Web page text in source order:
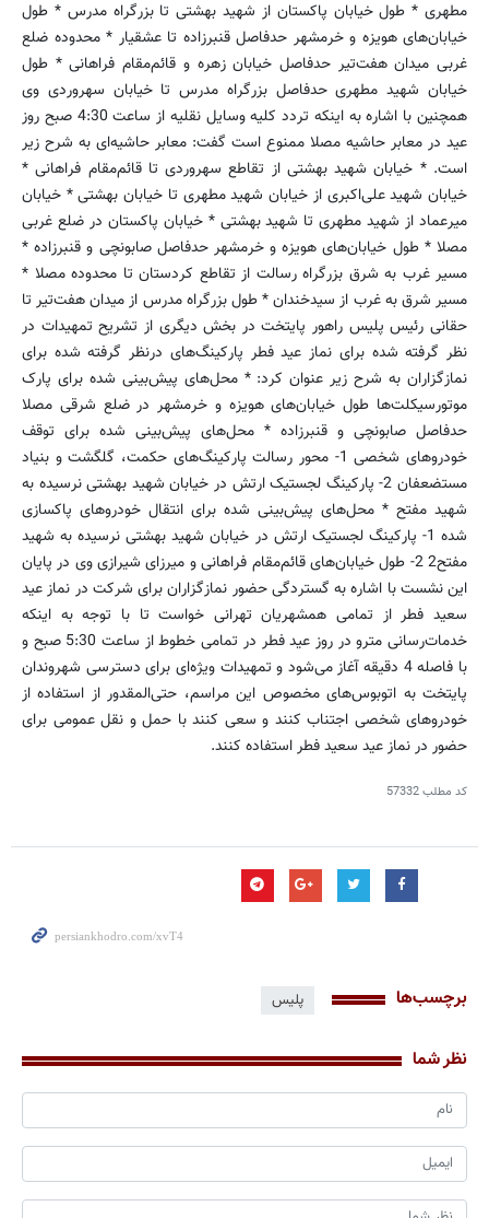
مطهری * طول خیابان پاکستان از شهید بهشتی تا بزرگراه مدرس * طول
خیابان‌های هویزه و خرمشهر حدفاصل قنبرزاده تا عشقیار * محدوده ضلع
غربی میدان هفت‌تیر حدفاصل خیابان زهره و قائم‌مقام فراهانی * طول
خیابان شهید مطهری حدفاصل بزرگراه مدرس تا خیابان سهروردی وی
همچنین با اشاره به اینکه تردد کلیه وسایل نقلیه از ساعت 4:30 صبح روز
عید در معابر حاشیه مصلا ممنوع است گفت: معابر حاشیه‌ای به شرح زیر
است. * خیابان شهید بهشتی از تقاطع سهروردی تا قائم‌مقام فراهانی *
خیابان شهید علی‌اکبری از خیابان شهید مطهری تا خیابان بهشتی * خیابان
میرعماد از شهید مطهری تا شهید بهشتی * خیابان پاکستان در ضلع غربی
مصلا * طول خیابان‌های هویزه و خرمشهر حدفاصل صابونچی و قنبرزاده *
مسیر غرب به شرق بزرگراه رسالت از تقاطع کردستان تا محدوده مصلا *
مسیر شرق به غرب از سیدخندان * طول بزرگراه مدرس از میدان هفت‌تیر تا
حقانی رئیس پلیس راهور پایتخت در بخش دیگری از تشریح تمهیدات در
نظر گرفته شده برای نماز عید فطر پارکینگ‌های درنظر گرفته شده برای
نمازگزاران به شرح زیر عنوان کرد: * محل‌های پیش‌بینی شده برای پارک
موتورسیکلت‌ها طول خیابان‌های هویزه و خرمشهر در ضلع شرقی مصلا
حدفاصل صابونچی و قنبرزاده * محل‌های پیش‌بینی شده برای توقف
خودروهای شخصی 1- محور رسالت پارکینگ‌های حکمت، گلگشت و بنیاد
مستضعفان 2- پارکینگ لجستیک ارتش در خیابان شهید بهشتی نرسیده به
شهید مفتح * محل‌های پیش‌بینی شده برای انتقال خودروهای پاکسازی
شده 1- پارکینگ لجستیک ارتش در خیابان شهید بهشتی نرسیده به شهید
مفتح2 2- طول خیابان‌های قائم‌مقام فراهانی و میرزای شیرازی وی در پایان
این نشست با اشاره به گستردگی حضور نمازگزاران برای شرکت در نماز عید
سعید فطر از تمامی همشهریان تهرانی خواست تا با توجه به اینکه
خدمات‌رسانی مترو در روز عید فطر در تمامی خطوط از ساعت 5:30 صبح و
با فاصله 4 دقیقه آغاز می‌شود و تمهیدات ویژه‌ای برای دسترسی شهروندان
پایتخت به اتوبوس‌های مخصوص این مراسم، حتی‌المقدور از استفاده از
خودروهای شخصی اجتناب کنند و سعی کنند با حمل و نقل عمومی برای
حضور در نماز عید سعید فطر استفاده کنند.
کد مطلب57332
برچسب‌ها پلیس
نظر شما